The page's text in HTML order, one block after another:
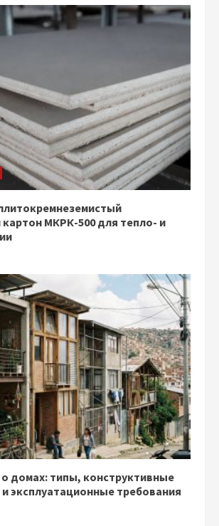
МКРК-500 для тепло- и
домах: типы, конструктивные
эксплуатационные требования